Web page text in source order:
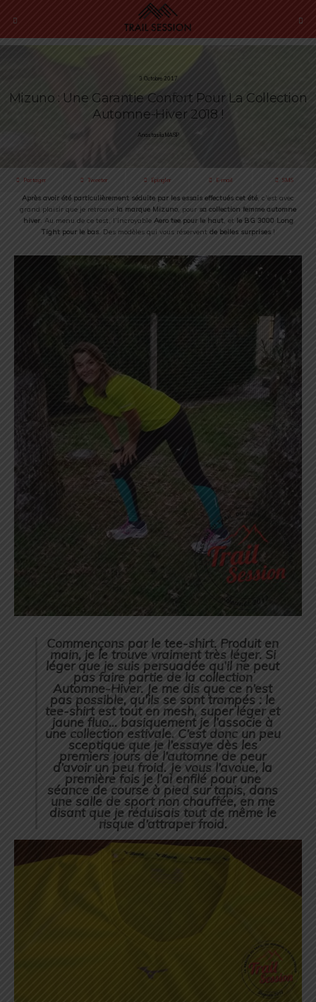
3 Octobre 2017
Mizuno : Une Garantie Confort Pour La Collection
Automne-Hiver 2018 !
Anastasiia MASIP
Partager Tweeter Épingler E-mail SMS
Après avoir été particulièrement séduite par les essais effectués cet été , c’est avec
grand plaisir que je retrouve la marque Mizuno, pour sa collection femme automne
hiver. Au menu de ce test, l’incroyable Aero tee pour le haut, et le BG 3000 Long
Tight pour le bas. Des modèles qui vous réservent de belles surprises!
Commençons par le tee-shirt. Produit en
main, je le trouve vraiment très léger. Si
léger que je suis persuadée qu’il ne peut
pas faire partie de la collection
Automne-Hiver. Je me dis que ce n’est
pas possible, qu’ils se sont trompés : le
tee-shirt est tout en mesh, super léger et
jaune fluo… basiquement je l’associe à
une collection estivale. C’est donc un peu
sceptique que je l’essaye dès les
premiers jours de l’automne de peur
d’avoir un peu froid. Je vous l’avoue, la
première fois je l’ai enfilé pour une
séance de course à pied sur tapis, dans
une salle de sport non chauffée, en me
disant que je réduisais tout de même le
risque d’attraper froid.